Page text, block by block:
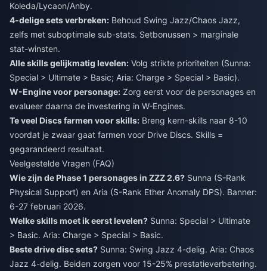
Koleda/Lycaon/Anby.
4-delige sets verbreken: Behoud Swing Jazz/Chaos Jazz,
zelfs met suboptimale sub-stats. Setbonussen > marginale
stat-winsten.
Alle skills gelijkmatig levelen: Volg strikte prioriteiten (Sunna:
Special > Ultimate > Basic; Aria: Charge > Special > Basic).
W-Engine voor personage: Zorg eerst voor de personages en
evalueer daarna de investering in W-Engines.
Te veel Discs farmen voor skills: Breng kern-skills naar 8-10
voordat je zwaar gaat farmen voor Drive Discs. Skills =
gegarandeerd resultaat.
Veelgestelde Vragen (FAQ)
Wie zijn de Phase 1 personages in ZZZ 2.6? Sunna (S-Rank
Physical Support) en Aria (S-Rank Ether Anomaly DPS). Banner:
6-27 februari 2026.
Welke skills moet ik eerst levelen? Sunna: Special > Ultimate
> Basic. Aria: Charge > Special > Basic.
Beste drive disc sets? Sunna: Swing Jazz 4-delig. Aria: Chaos
Jazz 4-delig. Beiden zorgen voor 15-25% prestatieverbetering.